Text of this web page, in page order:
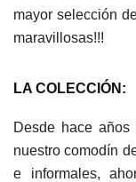
mayor selección
maravillosas!!!
LA COLECCIÓN:
Desde hace
nuestro comodín
e informales,